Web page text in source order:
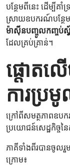
បន្ថែមពីនេះ ដើម្បី
ស្រាយឧបករណ៍បន្ថែ
ម៉ាស៊ីនបញ្ចូលកញ្ចប់ស្វ័
ដែលគ្រប់គ្រាន់។
ផ្តោតល
ការប្
ក្រៅពីសមត្ថភាពឧបក
ប្រយោជន៍សេដ្ឋកិច្ចន
ភាគីទាំងពីរបានចូលរួ
ក្រោម៖